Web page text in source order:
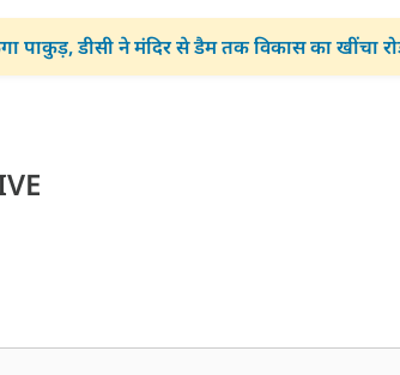
पाकुड़, डीसी ने मंदिर से डैम तक विकास का खींचा